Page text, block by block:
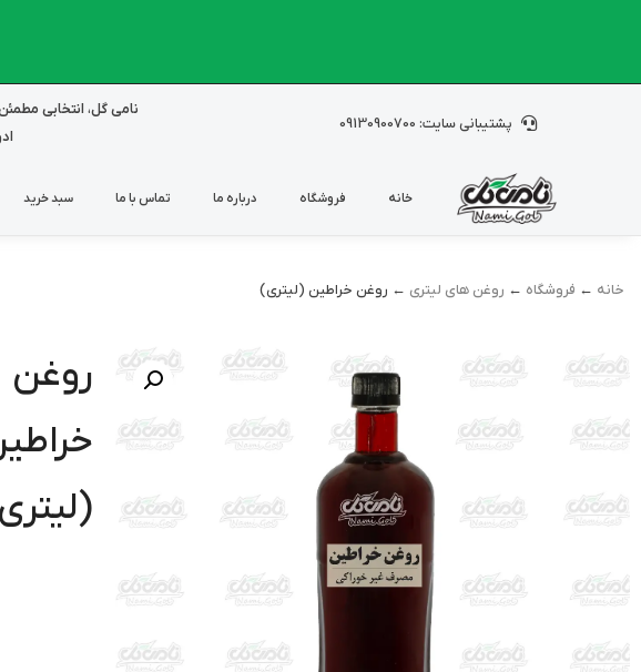
پشتیبانی سایت: 09130900700
نامی گل، انتخابی
خانه فروشگاه درباره ما تماس با ما سبد خرید
خانه ← فروشگاه ← روغن های لیتری ← روغن خراطین (لیتری)
روغن